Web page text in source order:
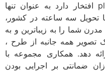
تیم طراحی دکوراسیون plannerce افتخار دارد به عنوان تنها
تحویل سه ساعته در کشور،
شما را به زیباترین و به
تصویر همه جانبه از طرح ،
دهد. همکاری مجموعه با
ضمانتی بر اجرایی بودن